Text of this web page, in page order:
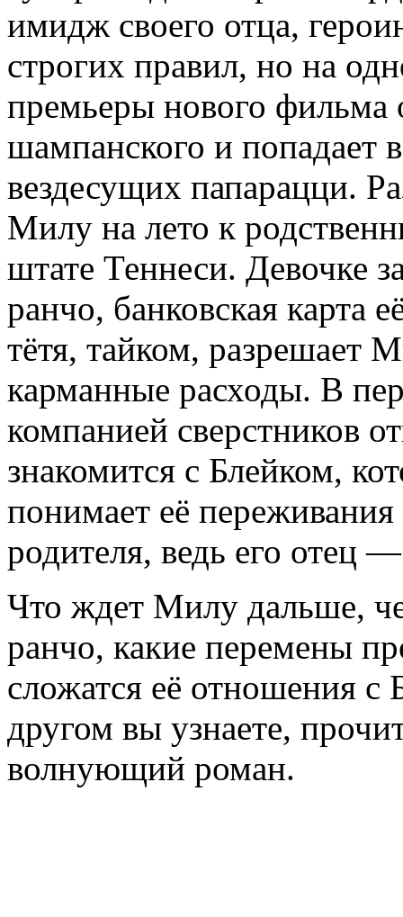
имидж своего отца,
строгих правил, но на
премьеры нового фильма
шампанского и попадает
вездесущих папарацци.
Милу на лето к
штате Теннеси. Девочке
ранчо, банковская карта
тётя, тайком, разрешает
карманные расходы. В
компанией сверстников
знакомится с Блейком,
понимает её
родителя, ведь его отец
Что ждет Милу дальше,
ранчо, какие перемены
сложатся её отношения
другом вы узнаете,
волнующий роман.